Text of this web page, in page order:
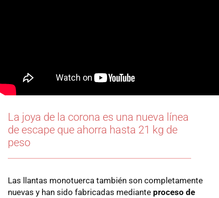
La joya de la corona es una nueva línea
de escape que ahorra hasta 21 kg de
peso
Las llantas monotuerca también son completamente
nuevas y han sido fabricadas mediante proceso de